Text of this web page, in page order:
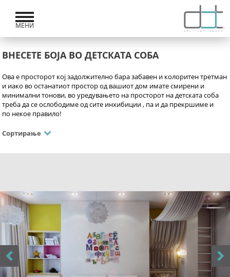
МЕНИ
ВНЕСЕТЕ БОЈА ВО ДЕТСКАТА СОБА
Ова е просторот кој задолжително бара забавен и колоритен третман
и иако во останатиот простор од вашиот дом имате смирени и
минимални тонови, во уредувањето на просторот на детската соба
треба да се ослободиме од сите инхибиции , па и да прекршиме и
по некое правило!
Сортирање